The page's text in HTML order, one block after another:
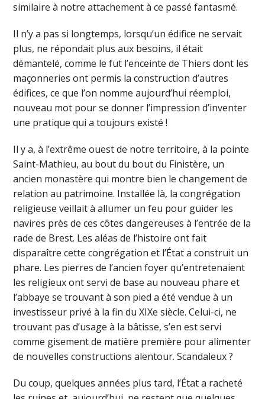
similaire à notre attachement à ce passé fantasmé.
Il n’y a pas si longtemps, lorsqu’un édifice ne servait
plus, ne répondait plus aux besoins, il était
démantelé, comme le fut l’enceinte de Thiers dont les
maçonneries ont permis la construction d’autres
édifices, ce que l’on nomme aujourd’hui réemploi,
nouveau mot pour se donner l’impression d’inventer
une pratique qui a toujours existé !
Il y a, à l’extrême ouest de notre territoire, à la pointe
Saint-Mathieu, au bout du bout du Finistère, un
ancien monastère qui montre bien le changement de
relation au patrimoine. Installée là, la congrégation
religieuse veillait à allumer un feu pour guider les
navires près de ces côtes dangereuses à l’entrée de la
rade de Brest. Les aléas de l’histoire ont fait
disparaître cette congrégation et l’État a construit un
phare. Les pierres de l’ancien foyer qu’entretenaient
les religieux ont servi de base au nouveau phare et
l’abbaye se trouvant à son pied a été vendue à un
investisseur privé à la fin du XIXe siècle. Celui-ci, ne
trouvant pas d’usage à la bâtisse, s’en est servi
comme gisement de matière première pour alimenter
de nouvelles constructions alentour. Scandaleux ?
Du coup, quelques années plus tard, l’État a racheté